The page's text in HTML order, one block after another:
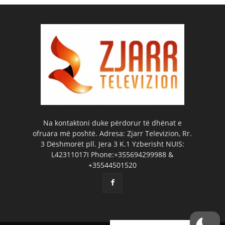
Na kontaktoni duke përdorur të dhënat e
ofruara më poshtë. Adresa: Zjarr Televizion, Rr.
3 Dëshmorët pll. Jera 3 K.1 Yzberisht NUIS:
L42311017I Phone:+355694299988 &
+35544501520